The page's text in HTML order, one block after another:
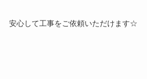
安心して工事をご依頼いただけます☆